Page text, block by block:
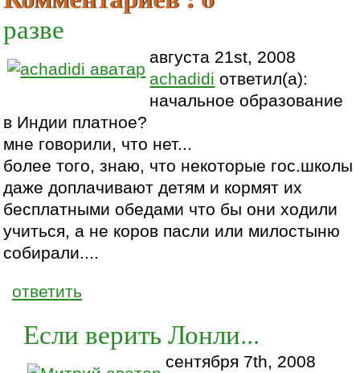
разве
августа 21st, 2008
achadidi ответил(а):
начальное образование
в Индии платное?
мне говорили, что нет...
более того, знаю, что некоторые гос.школы
даже доплачивают детям и кормят их
бесплатными обедами что бы они ходили
учиться, а не коров пасли или милостыню
собирали....
ответить
Если верить Лонли...
сентября 7th, 2008